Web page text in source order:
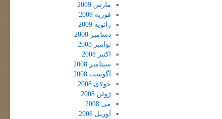
مارس 2009
فوریه 2009
ژانویه 2009
دسامبر 2008
نوامبر 2008
اکتبر 2008
سپتامبر 2008
آگوست 2008
جولای 2008
ژوئن 2008
می 2008
آوریل 2008